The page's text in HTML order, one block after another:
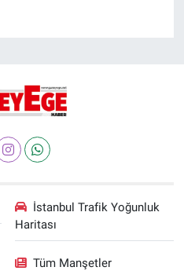
İstanbul Trafik Yoğunluk
Haritası
Tüm Manşetler